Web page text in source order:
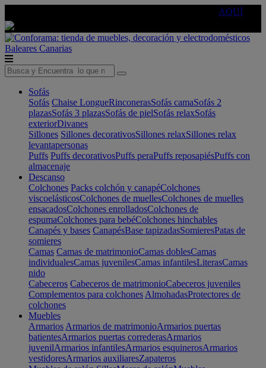
AQUÍ
Baleares Canarias
Sofás
Sofás Chaise LongueRinconerasSofás camaSofás 2
plazasSofás 3 plazasSofás de pielSofás relaxSofás
exteriorDivanes
Sillones Sillones decorativosSillones relaxSillones relax
levantapersonas
Puffs Puffs decorativosPuffs peraPuffs reposapiésPuffs con
almacenaje
Descanso
Colchones Packs colchón y canapéColchones
viscoelásticosColchones de muellesColchones de muelles
ensacadosColchones enrolladosColchones de
espumaColchones para bebéColchones hinchables
Canapés y bases CanapésBase tapizadasSomieresPatas de
somieres
Camas Camas de matrimonioCamas doblesCamas
individualesCamas juvenilesCamas infantilesLiterasCamas
nido
Cabeceros Cabeceros de matrimonioCabeceros juveniles
Complementos para colchones AlmohadasProtectores de
colchones
Muebles
Armarios Armarios de matrimonioArmarios puertas
batientesArmarios puertas correderasArmarios
juvenilArmarios infantilesArmarios esquinerosArmarios
vestidoresArmarios auxiliaresZapateros